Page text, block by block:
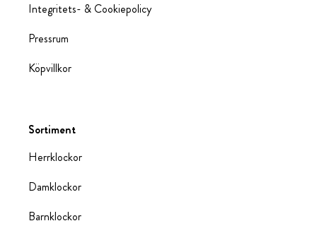
Integritets- & Cookiepolicy
Pressrum
Köpvillkor
Sortiment
Herrklockor
Damklockor
Barnklockor